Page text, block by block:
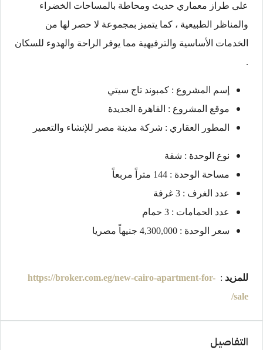
على طراز معماري حديث ومحاطة بالمساحات الخضراء
والمناظر الطبيعية ، كما يتميز بمجموعة لا حصر لها من
الخدمات الأساسية والترفيهية مما يوفر الراحة والهدوء للسكان
.
إسم المشروع : كمبوند تاج سيتي
موقع المشروع : القاهرة الجديدة
المطور العقاري : شركة مدينة مصر للإنشاء والتعمير
نوع الوحدة : شقة
مساحة الوحدة : 144 متراً مربعاً
عدد الغرف : 3 غرفة
عدد الحمامات : 3 حمام
سعر الوحدة : 4,300,000 جنيهاً مصريا
للمزيد :
https://broker.com.eg/new-cairo-apartment-for-
sale/
التفاصيل